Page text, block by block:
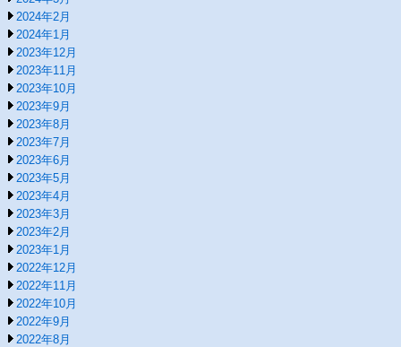
2024年2月
2024年1月
2023年12月
2023年11月
2023年10月
2023年9月
2023年8月
2023年7月
2023年6月
2023年5月
2023年4月
2023年3月
2023年2月
2023年1月
2022年12月
2022年11月
2022年10月
2022年9月
2022年8月